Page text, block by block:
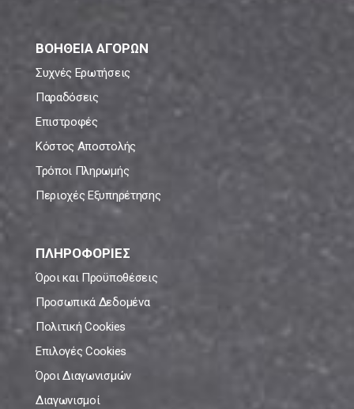
ΒΟΗΘΕΙΑ ΑΓΟΡΩΝ
Συχνές Ερωτήσεις
Παραδόσεις
Επιστροφές
Κόστος Αποστολής
Τρόποι Πληρωμής
Περιοχές Εξυπηρέτησης
ΠΛΗΡΟΦΟΡΙΕΣ
Όροι και Προϋποθέσεις
Προσωπικά Δεδομένα
Πολιτική Cookies
Επιλογές Cookies
Όροι Διαγωνισμών
Διαγωνισμοί